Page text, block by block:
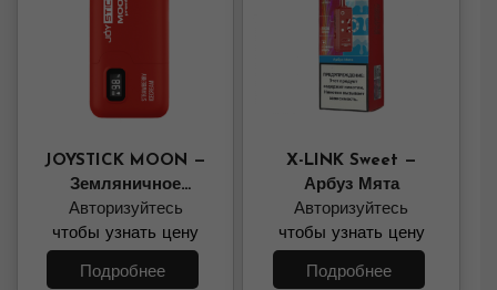
JOYSTICK MOON —
Земляничное
Мороженное
Авторизуйтесь
чтобы узнать цену
Подробнее
X-LINK Sweet —
Арбуз Мята
Авторизуйтесь
чтобы узнать цену
Подробнее